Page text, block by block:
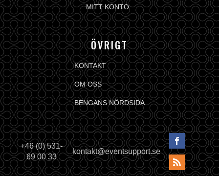
MITT KONTO
ÖVRIGT
KONTAKT
OM OSS
BENGANS NÖRDSIDA
+46 (0) 531-
69 00 33
kontakt@eventsupport.se